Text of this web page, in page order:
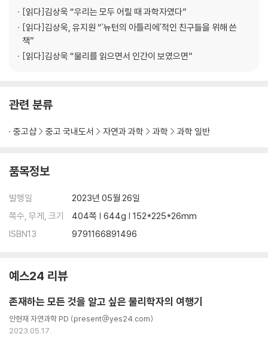
11장 우리는 어떻게 호모 사피엔스가 되었는가 ─ 물리학자가 본 호모 사피
엔스의 특성
12장 나는 존재한다, 더구나 생각도 한다 ─ 정보란 무엇인가
13장 느낌과 상상, 인간을 특별하게 만드는 것들 ─ 느낌에서 상상 그리고
나오는 글
[읽다]김상욱 “우리는 모두 어릴 때 과학자였다”
[읽다]김상욱, 유지원 “'뉴턴의 아틀리에'적인 친구들을 위해 쓴
책”
[읽다]김상욱 “물리를 읽으면서 인간이 보였으면”
관련 분류
중고샵 중고 국내도서 자연과 과학 과학 과학 일반
품목정보
발행일
2023년 05월 26일
쪽수, 무게, 크기
404쪽 | 644g | 152*225*26mm
ISBN13
9791166891496
예스24 리뷰
존재하는 모든 것을 알고 싶은 물리학자의 여행기
안현재 자연과학 PD (present@yes24.com)
2023.05.17.